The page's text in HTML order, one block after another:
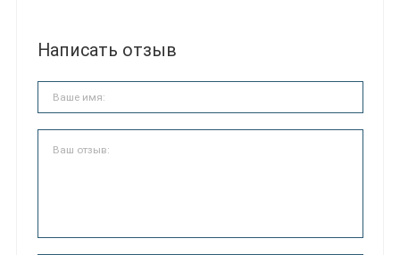
Написать отзыв